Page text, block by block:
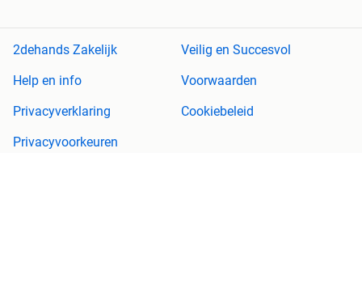
2dehands Zakelijk
Veilig en Succesvol
Help en info
Voorwaarden
Privacyverklaring
Cookiebeleid
Privacyvoorkeuren